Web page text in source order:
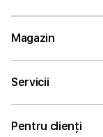
Magazin
Servicii
Pentru clienți